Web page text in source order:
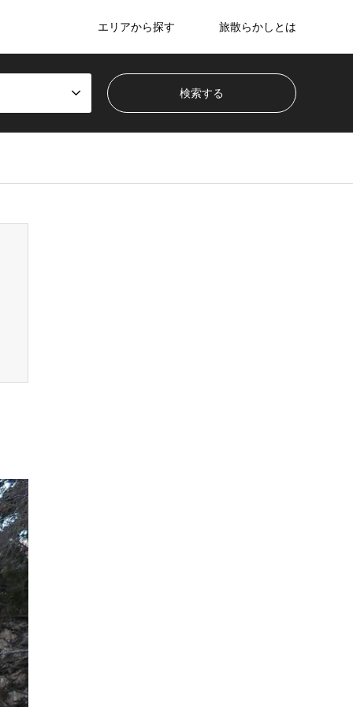
エリアから探す 旅散らかしとは